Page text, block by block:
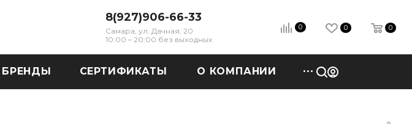
8(927)906-66-33
Самара, ул. Дачная, 20
10:00 – 20:00 без выходных
0 0 0
БРЕНДЫ СЕРТИФИКАТЫ О КОМПАНИИ